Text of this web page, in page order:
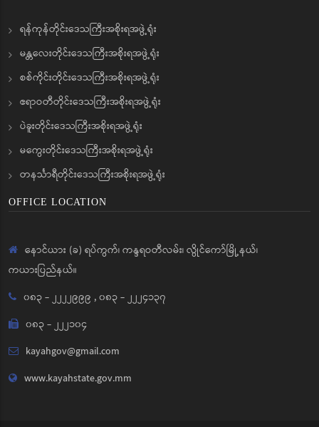
ရန်ကုန်တိုင်းဒေသကြီးအစိုးရအဖွဲ့ရုံး
မန္တလေးတိုင်းဒေသကြီးအစိုးရအဖွဲ့ရုံး
စစ်ကိုင်းတိုင်းဒေသကြီးအစိုးရအဖွဲ့ရုံး
ဧရာဝတီတိုင်းဒေသကြီးအစိုးရအဖွဲ့ရုံး
ပဲခူးတိုင်းဒေသကြီးအစိုးရအဖွဲ့ရုံး
မကွေးတိုင်းဒေသကြီးအစိုးရအဖွဲ့ရုံး
တနင်္သာရီတိုင်းဒေသကြီးအစိုးရအဖွဲ့ရုံး
OFFICE LOCATION
နောင်ယား (ခ) ရပ်ကွက်၊ ကန္ဒရဝတီလမ်း၊ လွိုင်ကော်မြို့နယ်၊
ကယားပြည်နယ်။
၀၈၃ - ၂၂၂၂၉၉၉ ,၀၈၃ - ၂၂၂၄၁၃၇
၀၈၃ - ၂၂၂၁၀၄
kayahgov@gmail.com
www.kayahstate.gov.mm